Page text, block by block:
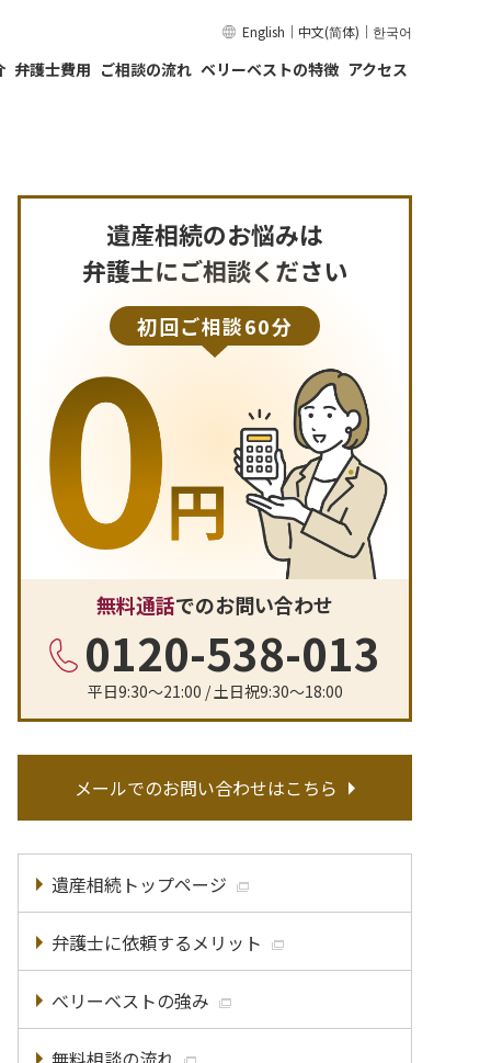
English ｜ 中文(简体) ｜ 한국어
弁護士費用 ご相談の流れ ベリーベストの特徴 アクセス
遺産相続のお悩みは
弁護士にご相談ください
初回ご相談60分
無料通話でのお問い合わせ
0120-538-013
平日9:30〜21:00 / 土日祝9:30〜18:00
メールでのお問い合わせはこちら
遺産相続トップページ
弁護士に依頼するメリット
べリーベストの強み